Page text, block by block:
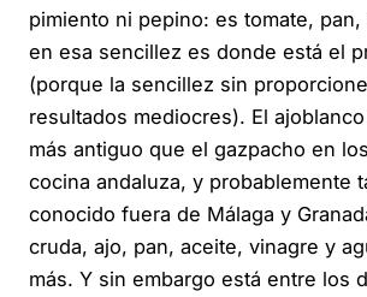
pimiento ni pepino: es tomate,
en esa sencillez es donde está el
(porque la sencillez sin
resultados mediocres). El
más antiguo que el gazpacho en
cocina andaluza, y probablemente
conocido fuera de Málaga y
cruda, ajo, pan, aceite, vinagre y
más. Y sin embargo está entre los